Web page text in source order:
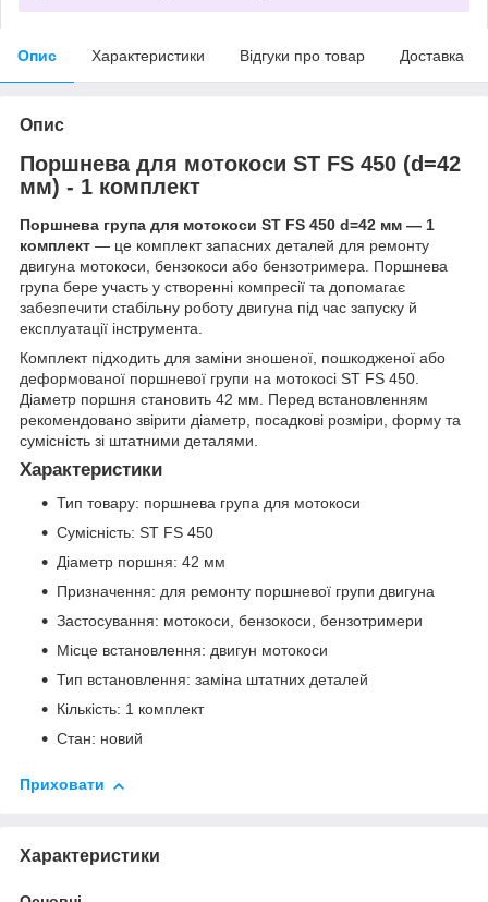
Опис Характеристики Відгуки про товар Доставка
Опис
Поршнева для мотокоси ST FS 450 (d=42
мм) - 1 комплект
Поршнева група для мотокоси ST FS 450 d=42 мм — 1
комплект — це комплект запасних деталей для ремонту
двигуна мотокоси, бензокоси або бензотримера. Поршнева
група бере участь у створенні компресії та допомагає
забезпечити стабільну роботу двигуна під час запуску й
експлуатації інструмента.
Комплект підходить для заміни зношеної, пошкодженої або
деформованої поршневої групи на мотокосі ST FS 450.
Діаметр поршня становить 42 мм. Перед встановленням
рекомендовано звірити діаметр, посадкові розміри, форму та
сумісність зі штатними деталями.
Характеристики
Тип товару: поршнева група для мотокоси
Сумісність: ST FS 450
Діаметр поршня: 42 мм
Призначення: для ремонту поршневої групи двигуна
Застосування: мотокоси, бензокоси, бензотримери
Місце встановлення: двигун мотокоси
Тип встановлення: заміна штатних деталей
Кількість: 1 комплект
Стан: новий
Приховати
Характеристики